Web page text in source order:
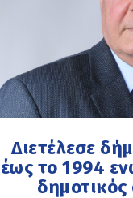
Διετέλεσε
έως το 1994